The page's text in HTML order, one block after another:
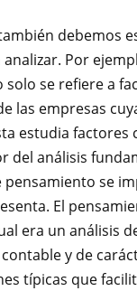
debemos
Por
se refiere a
las empresas
estudia
del análisis
pensamiento se
El
era un análisis
y de
típicas que